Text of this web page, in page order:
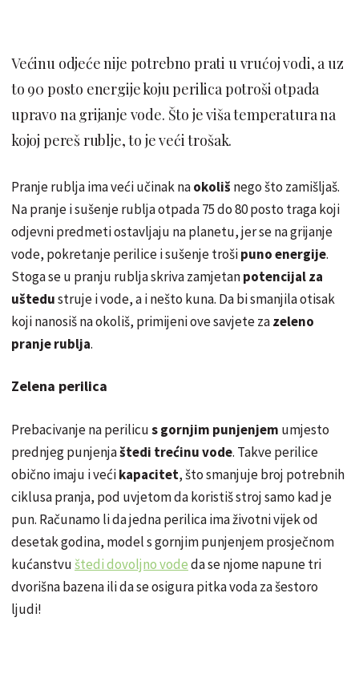
Većinu odjeće nije potrebno prati u vrućoj vodi, a uz
to 90 posto energije koju perilica potroši otpada
upravo na grijanje vode. Što je viša temperatura na
kojoj pereš rublje, to je veći trošak.
Pranje rublja ima veći učinak naokoliš nego što zamišljaš.
Na pranje i sušenje rublja otpada 75 do 80 posto traga koji
odjevni predmeti ostavljaju na planetu, jer se na grijanje
vode, pokretanje perilice i sušenje trošipuno energije.
Stoga se u pranju rublja skriva zamjetanpotencijal za
uštedustruje i vode, a i nešto kuna. Da bi smanjila otisak
koji nanosiš na okoliš, primijeni ove savjete zazeleno
pranje rublja.
Zelena perilica
Prebacivanje na perilicus gornjim punjenjem umjesto
prednjeg punjenjaštedi trećinu vode. Takve perilice
obično imaju i većikapacitet, što smanjuje broj potrebnih
ciklusa pranja, pod uvjetom da koristiš stroj samo kad je
pun. Računamo li da jedna perilica ima životni vijek od
desetak godina, model s gornjim punjenjem prosječnom
kućanstvu štedi dovoljno vodeda se njome napune tri
dvorišna bazena ili da se osigura pitka voda za šestoro
ljudi!